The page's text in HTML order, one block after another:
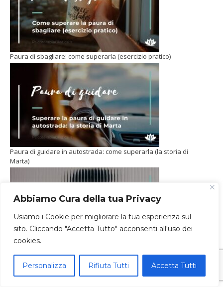
Abbiamo Cura della tua Privacy
Usiamo i Cookie per migliorare la tua esperienza sul
sito. Cliccando "Accetta Tutto" acconsenti all'uso dei
cookies.
Personalizza Rifiuta Tutti Accetta Tutti
Paura di sbagliare: come superarla (esercizio pratico)
Paura di guidare in autostrada: come superarla (la storia di
Marta)
Mi sento perso, senza entusiasmo: uscire dalla depressione